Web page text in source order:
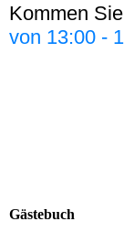
Kommen
von 13:00 -
Gästebuch